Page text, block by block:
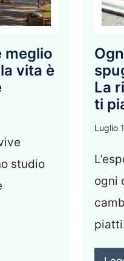
meglio
vita è
studio
La
ti
Luglio
ogni